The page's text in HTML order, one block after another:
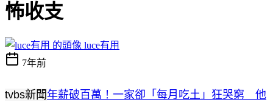
怖收支
luce有用
7年前
tvbs新聞年薪破百萬！一家卻「每月吃土」狂哭窮 他